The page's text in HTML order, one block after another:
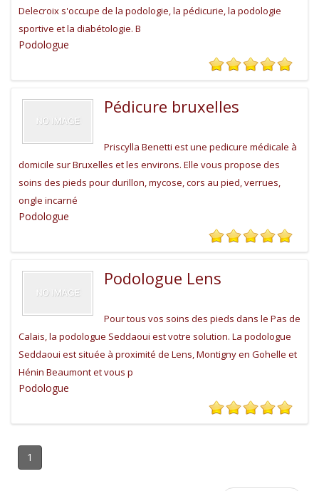
Delecroix s'occupe de la podologie, la pédicurie, la podologie
sportive et la diabétologie. B
Podologue
Pédicure bruxelles
Priscylla Benetti est une pedicure médicale à
domicile sur Bruxelles et les environs. Elle vous propose des
soins des pieds pour durillon, mycose, cors au pied, verrues,
ongle incarné
Podologue
Podologue Lens
Pour tous vos soins des pieds dans le Pas de
Calais, la podologue Seddaoui est votre solution. La podologue
Seddaoui est située à proximité de Lens, Montigny en Gohelle et
Hénin Beaumont et vous p
Podologue
1